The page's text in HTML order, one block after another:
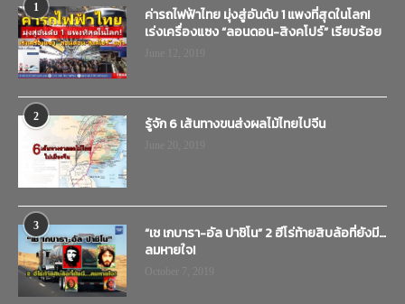
1
ค่ารถไฟฟ้าไทย มุ่งสู่อันดับ 1 แพงที่สุดในโลก!
เร่งเครื่องแซง “ลอนดอน-สิงคโปร์” เรียบร้อย
2 รู้จัก 6 เส้นทางขนส่งผลไม้ไทยไปจีน
3
“เช เกบารา-อัล ปาชิโน” 2 ฮีโร่ท้ายสิบล้อที่ยังมี…
ลมหายใจ!